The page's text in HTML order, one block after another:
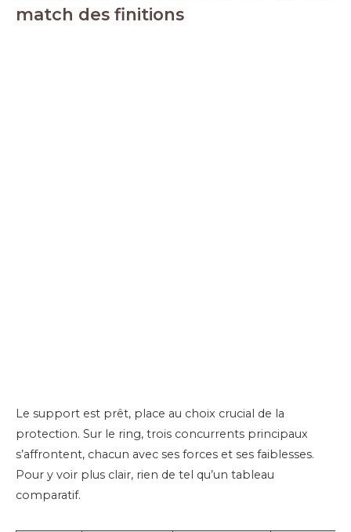
match des finitions
Le support est prêt, place au choix crucial de la
protection. Sur le ring, trois concurrents principaux
s’affrontent, chacun avec ses forces et ses faiblesses.
Pour y voir plus clair, rien de tel qu’un tableau
comparatif.